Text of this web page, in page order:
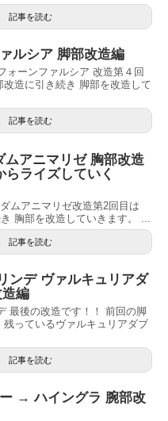
記事を読む
ルシア 脚部改造編
ォーンファルシア 改造第４回
改造に引き続き 脚部を改造して
記事を読む
ムアニマリゼ 胸部改造
ライズしていく
ムアニマリゼ改造第2回目は
胸部を改造していきます。 ...
記事を読む
ンデ ヴァルキュリアダ
編
最後の改造です！！ 前回の脚
っているヴァルキュリアダブ
記事を読む
→ ハイングラ 腕部改